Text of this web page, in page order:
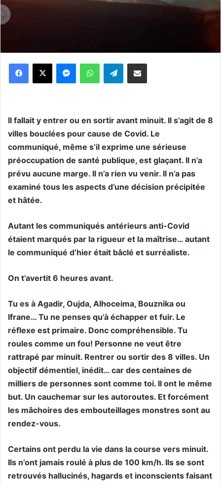
WhatsApp Telegram
Il fallait y entrer ou en sortir avant minuit. Il s’agit de 8
villes bouclées pour cause de Covid. Le
communiqué, même s’il exprime une sérieuse
préoccupation de santé publique, est glaçant. Il n’a
prévu aucune marge. Il n’a rien vu venir. Il n’a pas
examiné tous les aspects d’une décision précipitée
et hâtée.
Autant les communiqués antérieurs anti-Covid
étaient marqués par la rigueur et la maîtrise… autant
le communiqué d’hier était bâclé et surréaliste.
On t’avertit 6 heures avant.
Tu es à Agadir, Oujda, Alhoceima, Bouznika ou
Ifrane… Tu ne penses qu’à échapper et fuir. Le
réflexe est primaire. Donc compréhensible. Tu
roules comme un fou! Personne ne veut être
rattrapé par minuit. Rentrer ou sortir des 8 villes. Un
objectif démentiel, inédit… car des centaines de
milliers de personnes sont comme toi. Il ont le même
but. Un cauchemar sur les autoroutes. Et forcément
les mâchoires des embouteillages monstres sont au
rendez-vous.
Certains ont perdu la vie dans la course vers minuit.
Ils n’ont jamais roulé à plus de 100 km/h. Ils se sont
retrouvés hallucinés, hagards et inconscients faisant